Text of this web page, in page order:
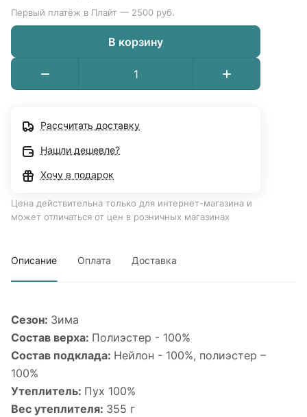
Первый платёж в Плайт — 2500 руб.
В корзину
Рассчитать доставку
Нашли дешевле?
Хочу в подарок
Цена действительна только для интернет-магазина и
может отличаться от цен в розничных магазинах
Описание Оплата Доставка
Сезон: Зима
Состав верха: Полиэстер - 100%
Состав подклада: Нейлон - 100%, полиэстер –
100%
Утеплитель: Пух 100%
Вес утеплителя: 355 г